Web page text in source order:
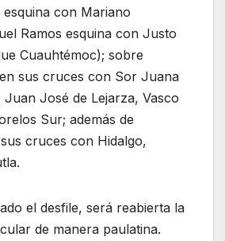
con Mariano
Ramos esquina con Justo
Cuauhtémoc); sobre
sus cruces con Sor Juana
Juan José de Lejarza, Vasco
Sur; además de
cruces con Hidalgo,
el desfile, será reabierta la
de manera paulatina.